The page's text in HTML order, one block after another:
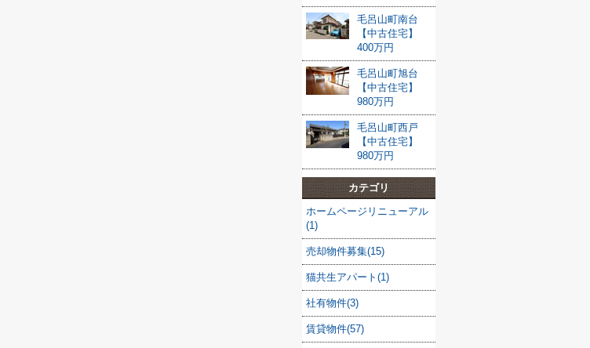
毛呂山町南台
【中古住宅】
400万円
毛呂山町旭台
【中古住宅】
980万円
毛呂山町西戸
【中古住宅】
980万円
カテゴリ
ホームページリニューアル
(1)
売却物件募集(15)
猫共生アパート(1)
社有物件(3)
賃貸物件(57)